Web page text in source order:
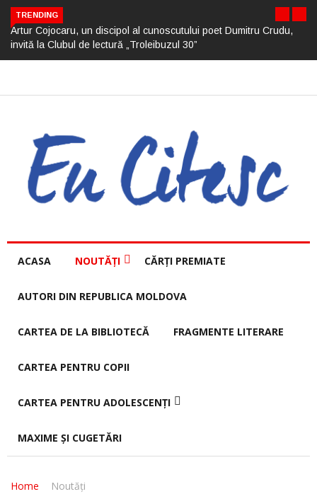
TRENDING
Artur Cojocaru, un discipol al cunoscutului poet Dumitru Crudu,
invită la Clubul de lectură „Troleibuzul 30”
ACASA NOUTĂȚI CĂRȚI PREMIATE
AUTORI DIN REPUBLICA MOLDOVA
CARTEA DE LA BIBLIOTECĂ FRAGMENTE LITERARE
CARTEA PENTRU COPII
CARTEA PENTRU ADOLESCENȚI
MAXIME ȘI CUGETĂRI
Home Noutăți